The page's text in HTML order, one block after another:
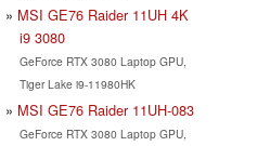
MSI GE76 Raider 11UH 4K
i9 3080
GeForce RTX 3080 Laptop GPU,
Tiger Lake i9-11980HK
MSI GE76 Raider 11UH-083
GeForce RTX 3080 Laptop GPU,